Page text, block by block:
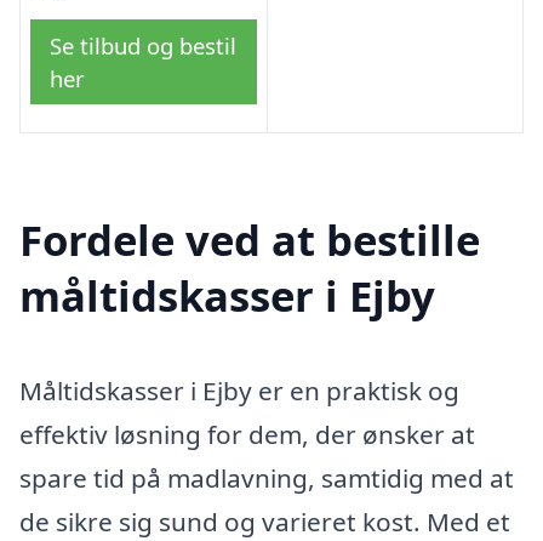
Se tilbud og bestil
her
Fordele ved at bestille
måltidskasser i Ejby
Måltidskasser i Ejby er en praktisk og
effektiv løsning for dem, der ønsker at
spare tid på madlavning, samtidig med at
de sikre sig sund og varieret kost. Med et